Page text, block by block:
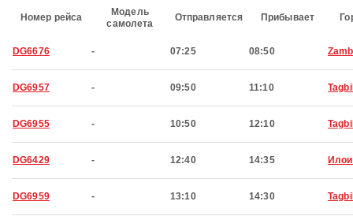
Номер рейса
Модель
самолета
Отправляется Прибывает
DG6676 - 07:25 08:50
DG6957 - 09:50 11:10
DG6955 - 10:50 12:10
DG6429 - 12:40 14:35
DG6959 - 13:10 14:30